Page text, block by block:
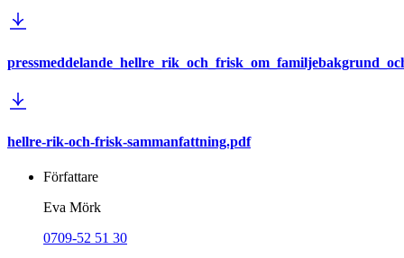
hellre-rik-och-frisk-sammanfattning.pdf
Författare
Eva Mörk
0709-52 51 30